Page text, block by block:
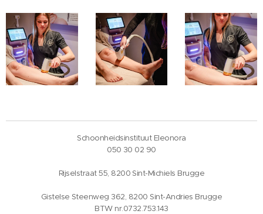
Schoonheidsinstituut Eleonora
050 30 02 90
Rijselstraat 55, 8200 Sint-Michiels Brugge
Gistelse Steenweg 362, 8200 Sint-Andries Brugge
BTW nr.0732.753.143